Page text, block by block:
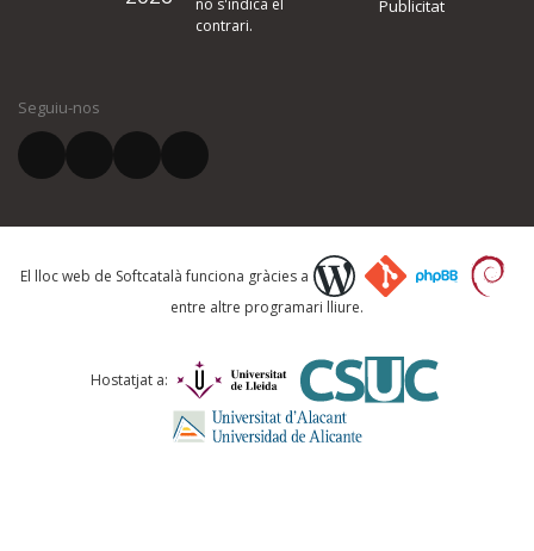
El vostre correu electrònic *
Què proposeu?
Comentari *
no s'indica el
contrari.
Publicitat
Seguiu-nos
El lloc web de Softcatalà funciona gràcies a
entre altre programari lliure.
Hostatjat a: